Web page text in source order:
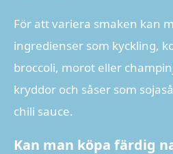
För att variera smaken kan
ingredienser som kyckling,
broccoli, morot eller
kryddor och såser som
chili sauce.
Kan man köpa färdig